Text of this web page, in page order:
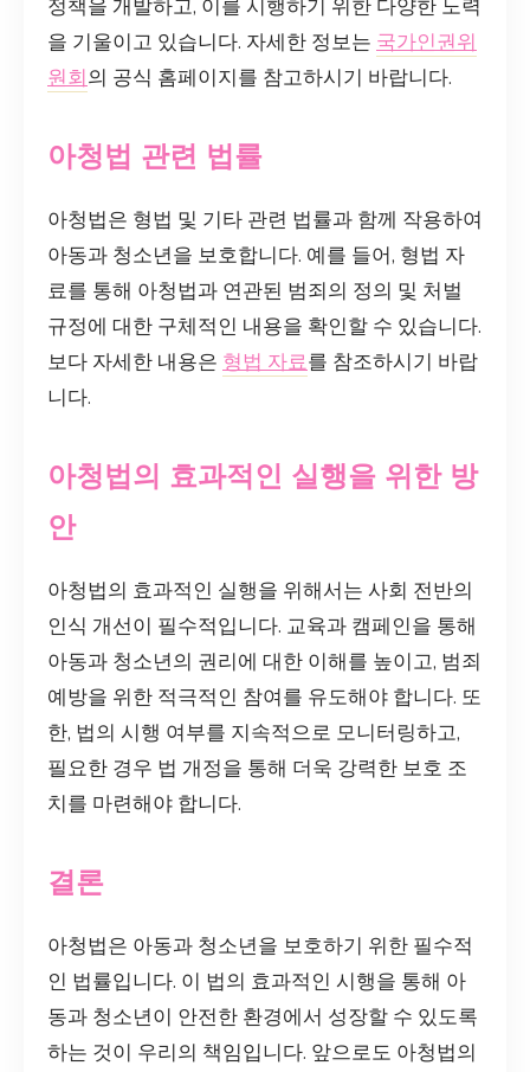
정책을 개발하고, 이를 시행하기 위한 다양한 노력
을 기울이고 있습니다. 자세한 정보는 국가인권위
원회의 공식 홈페이지를 참고하시기 바랍니다.
아청법 관련 법률
아청법은 형법 및 기타 관련 법률과 함께 작용하여
아동과 청소년을 보호합니다. 예를 들어, 형법 자
료를 통해 아청법과 연관된 범죄의 정의 및 처벌
규정에 대한 구체적인 내용을 확인할 수 있습니다.
보다 자세한 내용은 형법 자료를 참조하시기 바랍
니다.
아청법의 효과적인 실행을 위한 방
안
아청법의 효과적인 실행을 위해서는 사회 전반의
인식 개선이 필수적입니다. 교육과 캠페인을 통해
아동과 청소년의 권리에 대한 이해를 높이고, 범죄
예방을 위한 적극적인 참여를 유도해야 합니다. 또
한, 법의 시행 여부를 지속적으로 모니터링하고,
필요한 경우 법 개정을 통해 더욱 강력한 보호 조
치를 마련해야 합니다.
결론
아청법은 아동과 청소년을 보호하기 위한 필수적
인 법률입니다. 이 법의 효과적인 시행을 통해 아
동과 청소년이 안전한 환경에서 성장할 수 있도록
하는 것이 우리의 책임입니다. 앞으로도 아청법의